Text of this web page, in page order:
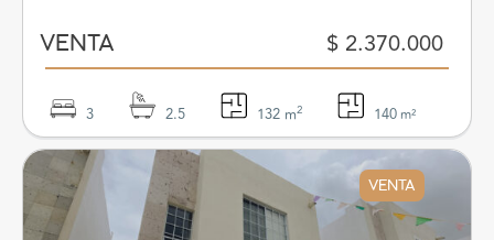
VENTA $ 2.370.000
3 2.5 132 m2 140 m²
VENTA